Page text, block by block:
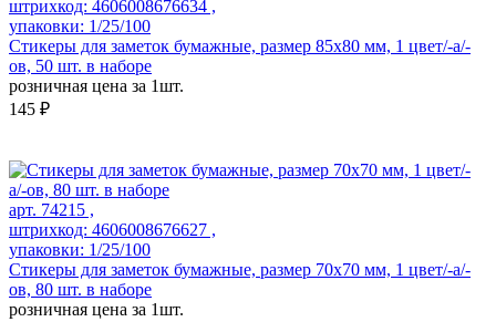
штрихкод: 4606008676634 ,
упаковки: 1/25/100
Стикеры для заметок бумажные, размер 85х80 мм, 1 цвет/-а/-
ов, 50 шт. в наборе
розничная цена за 1шт.
145 ₽
арт. 74215 ,
штрихкод: 4606008676627 ,
упаковки: 1/25/100
Стикеры для заметок бумажные, размер 70х70 мм, 1 цвет/-а/-
ов, 80 шт. в наборе
розничная цена за 1шт.